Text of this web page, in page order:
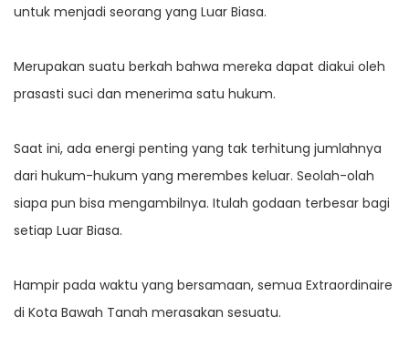
untuk menjadi seorang yang Luar Biasa.
Merupakan suatu berkah bahwa mereka dapat diakui oleh
prasasti suci dan menerima satu hukum.
Saat ini, ada energi penting yang tak terhitung jumlahnya
dari hukum-hukum yang merembes keluar. Seolah-olah
siapa pun bisa mengambilnya. Itulah godaan terbesar bagi
setiap Luar Biasa.
Hampir pada waktu yang bersamaan, semua Extraordinaire
di Kota Bawah Tanah merasakan sesuatu.